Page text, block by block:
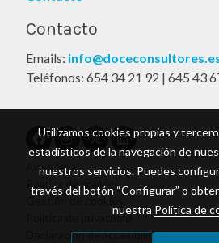
Contacto
Emails:
Teléfonos: 654 34 21 92 | 645 43
Aviso legal
Política de cookies
Política de privacidad
Declaración de accesibilidad
Utilizamos cookies propias y
estadísticos de la navegación de
nuestros servicios. Puedes
través del botón “Configurar” o
nuestra Política de